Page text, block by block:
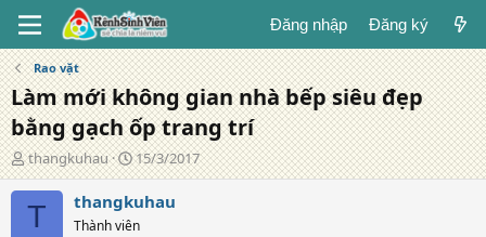
Đăng nhập Đăng ký
Rao vặt
Làm mới không gian nhà bếp siêu đẹp
bằng gạch ốp trang trí
T
á
c
thangkuhau
N
g
à
15/3/2017
T thangkuhau
Thành viên